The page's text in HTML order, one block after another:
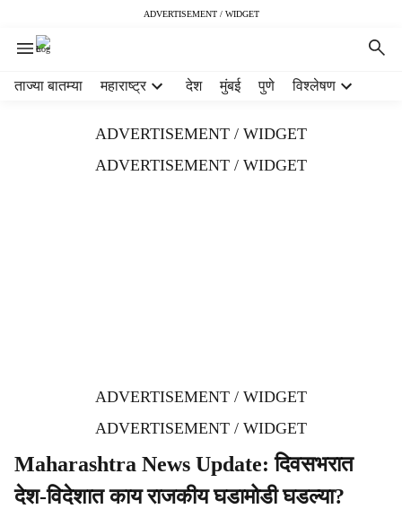
ADVERTISEMENT / WIDGET
ताज्या बातम्या महाराष्ट्र देश मुंबई पुणे विश्लेषण
ADVERTISEMENT / WIDGET
ADVERTISEMENT / WIDGET
ADVERTISEMENT / WIDGET
ADVERTISEMENT / WIDGET
Maharashtra News Update: दिवसभरात
देश-विदेशात काय राजकीय घडामोडी घडल्या?